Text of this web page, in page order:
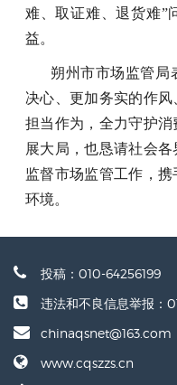
难、取证难、退货难”
益。
朔州市市场监管局
决心、更加务实的作风
担当作为，全力守护
展大局，也恳请社会各
监督市场监管工作，
环境。
投稿： 010-64256199
违法和不良信息举报：
chinaqsnet@163.com
www.cqszzs.cn